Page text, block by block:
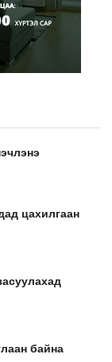
цахилгаан
байна